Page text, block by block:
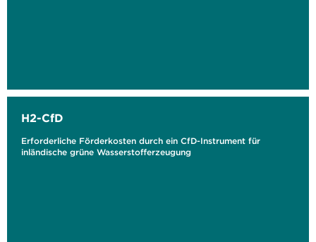
H2-CfD
Erforderliche Förderkosten durch ein CfD-Instrument für
inländische grüne Wasserstofferzeugung